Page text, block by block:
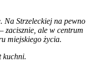
Na Strzeleckiej na pewno
zacisznie, ale w centrum
miejskiego życia.
kuchni.